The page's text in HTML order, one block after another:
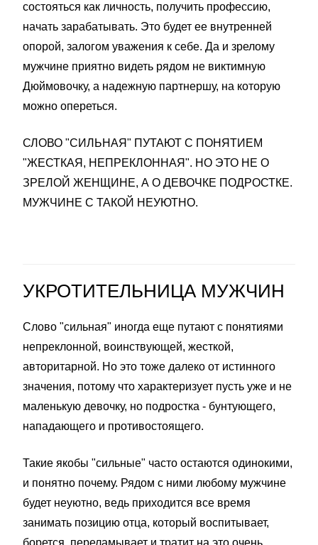
состояться как личность, получить профессию,
начать зарабатывать. Это будет ее внутренней
опорой, залогом уважения к себе. Да и зрелому
мужчине приятно видеть рядом не виктимную
Дюймовочку, а надежную партнершу, на которую
можно опереться.
СЛОВО "СИЛЬНАЯ" ПУТАЮТ С ПОНЯТИЕМ
"ЖЕСТКАЯ, НЕПРЕКЛОННАЯ". НО ЭТО НЕ О
ЗРЕЛОЙ ЖЕНЩИНЕ, А О ДЕВОЧКЕ ПОДРОСТКЕ.
МУЖЧИНЕ С ТАКОЙ НЕУЮТНО.
УКРОТИТЕЛЬНИЦА МУЖЧИН
Слово "сильная" иногда еще путают с понятиями
непреклонной, воинствующей, жесткой,
авторитарной. Но это тоже далеко от истинного
значения, потому что характеризует пусть уже и не
маленькую девочку, но подростка - бунтующего,
нападающего и противостоящего.
Такие якобы "сильные" часто остаются одинокими,
и понятно почему. Рядом с ними любому мужчине
будет неуютно, ведь приходится все время
занимать позицию отца, который воспитывает,
борется, переламывает и тратит на это очень